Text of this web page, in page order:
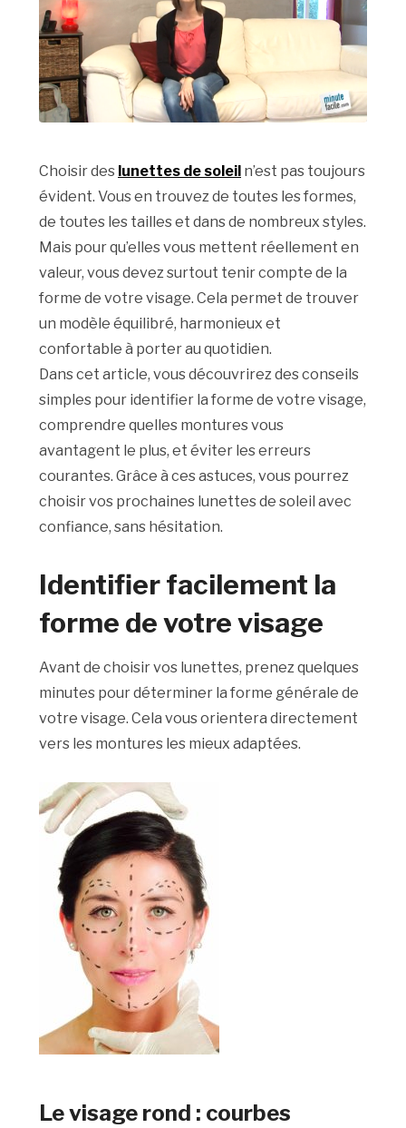
Choisir des lunettes de soleil n’est pas toujours
évident. Vous en trouvez de toutes les formes,
de toutes les tailles et dans de nombreux styles.
Mais pour qu’elles vous mettent réellement en
valeur, vous devez surtout tenir compte de la
forme de votre visage. Cela permet de trouver
un modèle équilibré, harmonieux et
confortable à porter au quotidien.
Dans cet article, vous découvrirez des conseils
simples pour identifier la forme de votre visage,
comprendre quelles montures vous
avantagent le plus, et éviter les erreurs
courantes. Grâce à ces astuces, vous pourrez
choisir vos prochaines lunettes de soleil avec
confiance, sans hésitation.
Identifier facilement la
forme de votre visage
Avant de choisir vos lunettes, prenez quelques
minutes pour déterminer la forme générale de
votre visage. Cela vous orientera directement
vers les montures les mieux adaptées.
Le visage rond : courbes